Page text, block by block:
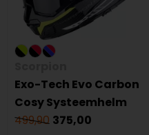
Exo-Tech Evo Carbon
Cosy Systeemhelm
499,90 375,00